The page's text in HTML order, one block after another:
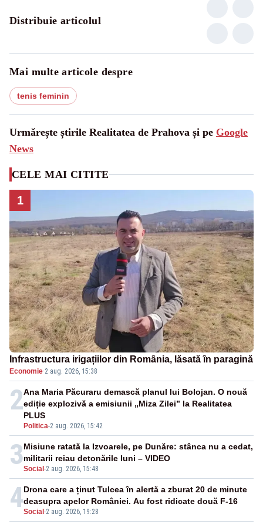
Distribuie articolul
Mai multe articole despre
tenis feminin
Urmărește știrile Realitatea de Prahova și pe Google
News
CELE MAI CITITE
1
Infrastructura irigațiilor din România, lăsată în paragină
Economie·2 aug. 2026, 15:38
2
Politica-2 aug. 2026, 15:42
Ana Maria Păcuraru demască planul lui Bolojan. O nouă
ediție explozivă a emisiunii „Miza Zilei” la Realitatea
PLUS
3Social -2 aug. 2026, 15:48
Misiune ratată la Izvoarele, pe Dunăre: stânca nu a cedat,
militarii reiau detonările luni – VIDEO
4Social -2 aug. 2026, 19:28
Drona care a ținut Tulcea în alertă a zburat 20 de minute
deasupra apelor României. Au fost ridicate două F-16